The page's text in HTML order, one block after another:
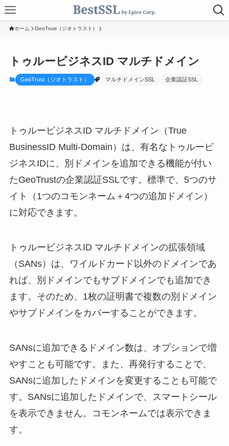
ホーム GeoTrust（ジオトラスト）
トゥルービジネスID マルチドメイン
GeoTrust（ジオトラスト） マルチドメインSSL 企業認証SSL
トゥルービジネスID マルチドメイン（True
BusinessID Multi-Domain）は、有名なトゥルービ
ジネスIDに、別ドメインを追加できる機能が付い
たGeoTrustの企業認証SSLです。標準で、5つのサ
イト（1つのコモンネーム＋4つの追加ドメイン）
に対応できます。
トゥルービジネスID マルチドメインの拡張領域
（SANs）は、ワイルドカード以外のドメインであ
れば、別ドメインでもサブドメインでも追加でき
ます。そのため、1枚の証明書で複数の別ドメイン
やサブドメインをカバーすることができます。
SANsに追加できるドメイン数は、オプションで増
やすことも可能です。また、再発行することで、
SANsに追加したドメインを変更することも可能で
す。SANsに追加したドメインで、スマートシール
を表示できません。コモンネームでは表示できま
す。